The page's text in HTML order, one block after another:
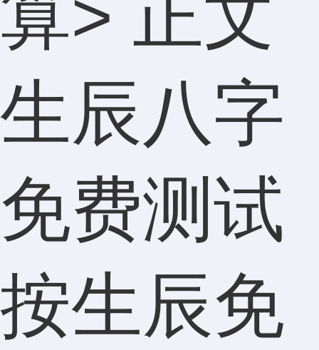
算> 正文
生辰八字
免费测试
按生辰免